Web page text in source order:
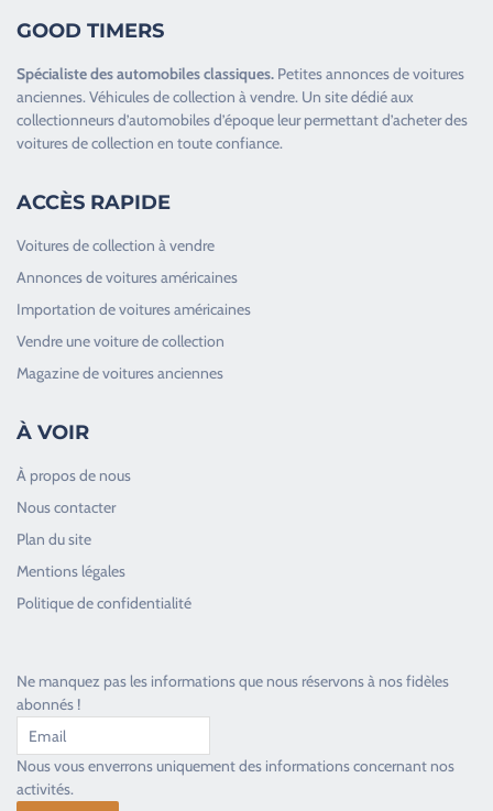
GOOD TIMERS
Spécialiste desautomobiles classiques. Petites annonces devoitures
anciennes.Véhicules de collection à vendre. Un site dédié aux
collectionneurs d’automobiles d’époque leur permettant d’acheter des
voitures de collection en toute confiance.
ACCÈS RAPIDE
Voitures de collection à vendre
Annonces de voitures américaines
Importation de voitures américaines
Vendre une voiture de collection
Magazine de voitures anciennes
À VOIR
À propos de nous
Nous contacter
Plan du site
Mentions légales
Politique de confidentialité
Ne manquez pas les informations que nous réservons à nos fidèles
abonnés !
Nous vous enverrons uniquement des informations concernant nos
activités.
Toujours heureux d'aider les passionnés